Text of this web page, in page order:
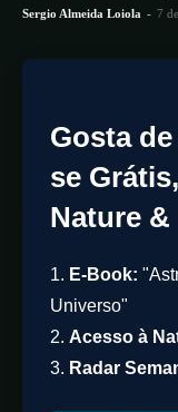
Sergio Almeida Loiola - 7
Gosta
se
Nature &
1. E-Book:
Universo"
2. Acesso à
3. Radar